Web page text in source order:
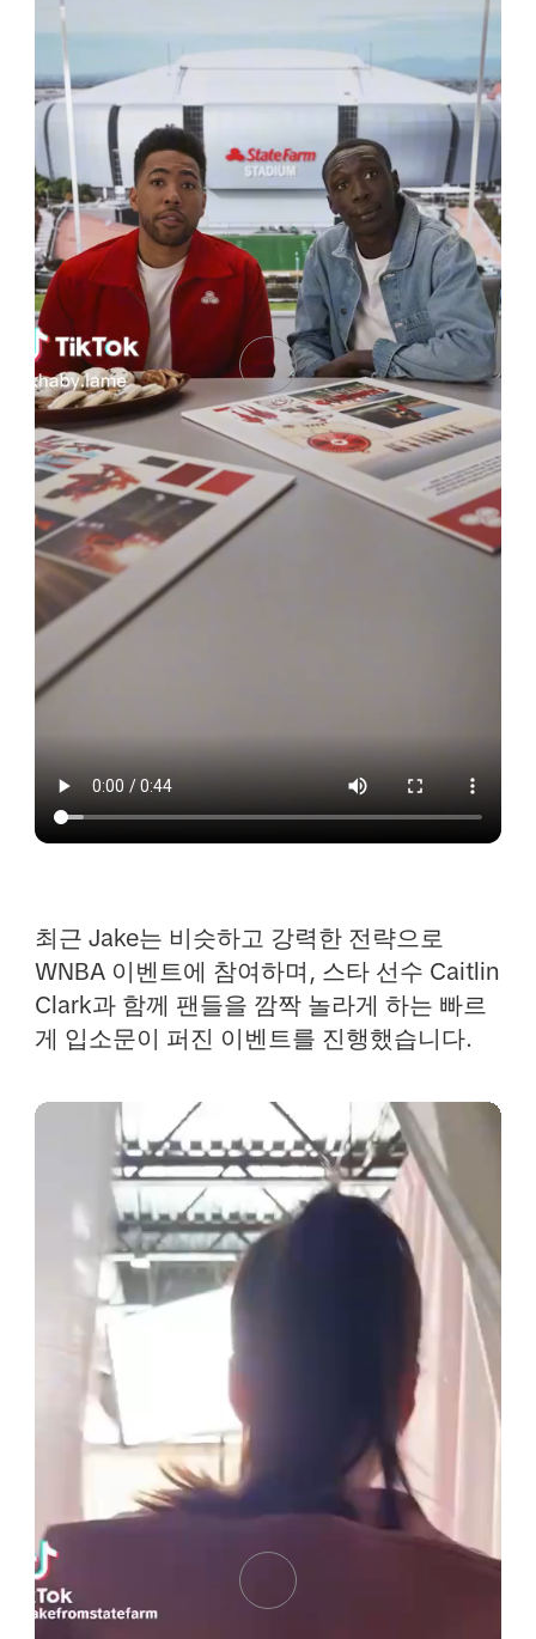
최근 Jake는 비슷하고 강력한 전략으로
WNBA 이벤트에 참여하며, 스타 선수 Caitlin
Clark과 함께 팬들을 깜짝 놀라게 하는 빠르
게 입소문이 퍼진 이벤트를 진행했습니다.